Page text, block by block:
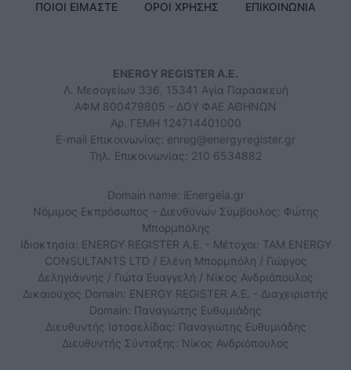
ΠΟΙΟΙ ΕΙΜΑΣΤΕ ΟΡΟΙ ΧΡΗΣΗΣ ΕΠΙΚΟΙΝΩΝΙΑ
ENERGY REGISTER Α.Ε.
Λ. Μεσογείων 336, 15341 Αγία Παρασκευή
ΑΦΜ 800479805 - ΔΟΥ ΦΑΕ ΑΘΗΝΩΝ
Αρ. ΓΕΜΗ 124714401000
E-mail Επικοινωνίας: enreg@energyregister.gr
Τηλ. Επικοινωνίας: 210 6534882
Domain name: iEnergeia.gr
Νόμιμος Εκπρόσωπος - Διευθύνων Σύμβουλος: Φώτης
Μπορμπόλης
Ιδιοκτησία: ENERGY REGISTER Α.Ε. - Μέτοχοι: TAM ENERGY
CONSULTANTS LTD / Ελένη Μπορμπόλη / Γιώργος
Δεληγιάννης / Γιώτα Ευαγγελή / Νίκος Ανδριόπουλος
Δικαιούχος Domain: ENERGY REGISTER Α.Ε. - Διαχειριστής
Domain: Παναγιώτης Ευθυμιάδης
Διευθυντής Ιστοσελίδας: Παναγιώτης Ευθυμιάδης
Διευθυντής Σύνταξης: Νίκος Ανδριόπουλος